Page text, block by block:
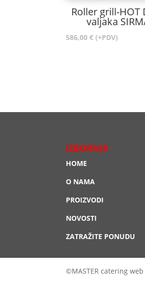
Roller grill-HOT
valjaka
586,00€ (+PDV)
IZBORNIK
HOME
O NAMA
PROIZVODI
NOVOSTI
ZATRAŽITE PONUDU
©MASTER catering